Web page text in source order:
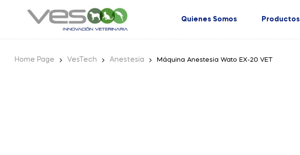
Quienes Somos Productos
Home Page VesTech Anestesia Máquina Anestesia Wato EX-20 VET